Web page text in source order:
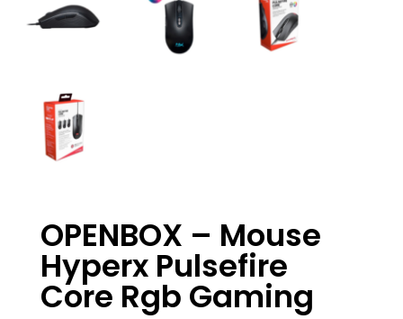
OPENBOX – Mouse
Hyperx Pulsefire
Core Rgb Gaming